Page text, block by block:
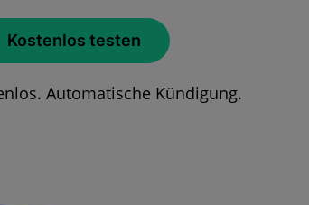
Kostenlos testen
Automatische Kündigung.